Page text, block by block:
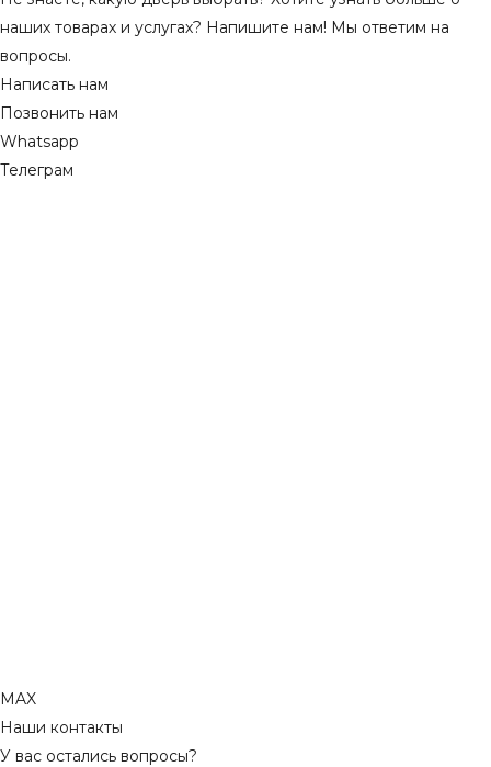
наших товарах и услугах? Напишите нам! Мы ответим на
вопросы.
Написать нам
Позвонить нам
Whatsapp
Телеграм
MAX
Наши контакты
У вас остались вопросы?